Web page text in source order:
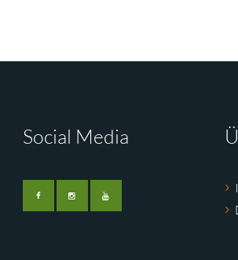
Social Media